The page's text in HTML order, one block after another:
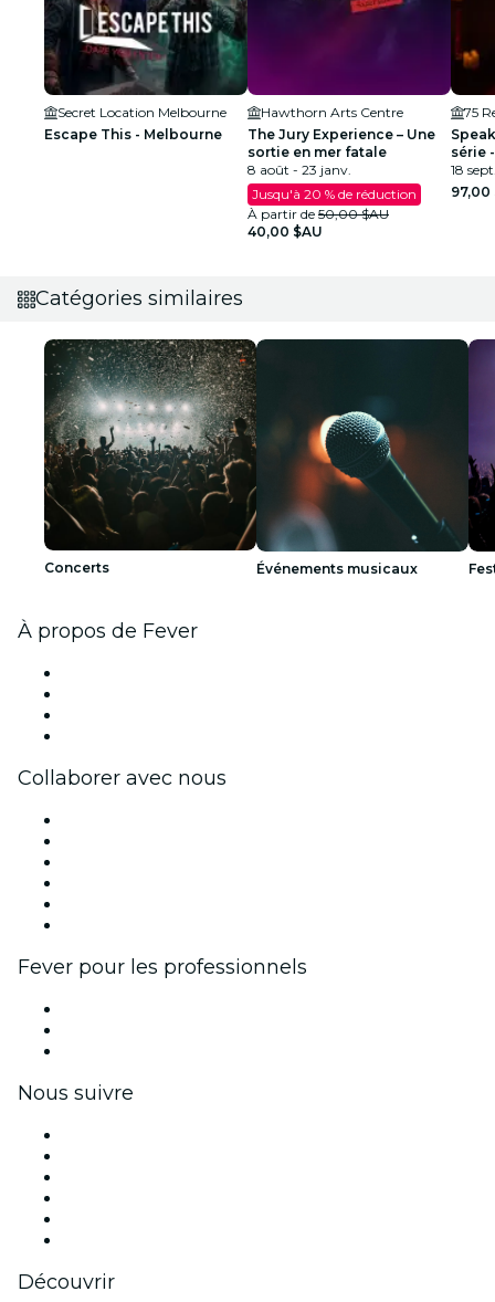
Secret Location Melbourne
Escape This - Melbourne
Hawthorn Arts Centre
The Jury Experience – Une
sortie en mer fatale
8 août - 23 janv.
Jusqu'à 20 % de réduction
À partir de 50,00 $AU
40,00 $AU
75
série
18
97,00
Catégories similaires
Concerts Événements musicaux
À propos de Fever
Collaborer avec nous
Fever pour les professionnels
Nous suivre
Découvrir